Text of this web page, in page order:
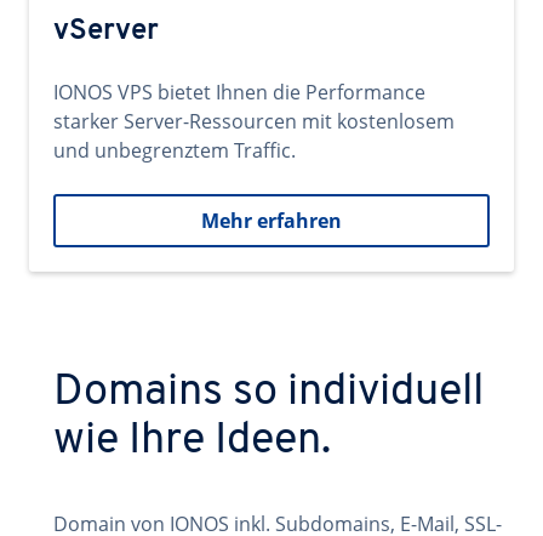
vServer
IONOS VPS bietet Ihnen die Performance
starker Server-Ressourcen mit kostenlosem
und unbegrenztem Traffic.
Mehr erfahren
Domains so individuell
wie Ihre Ideen.
Domain von IONOS inkl. Subdomains, E-Mail, SSL-